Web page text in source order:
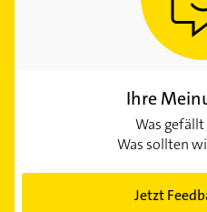
Ihre
Was
Was sollten
Jetzt